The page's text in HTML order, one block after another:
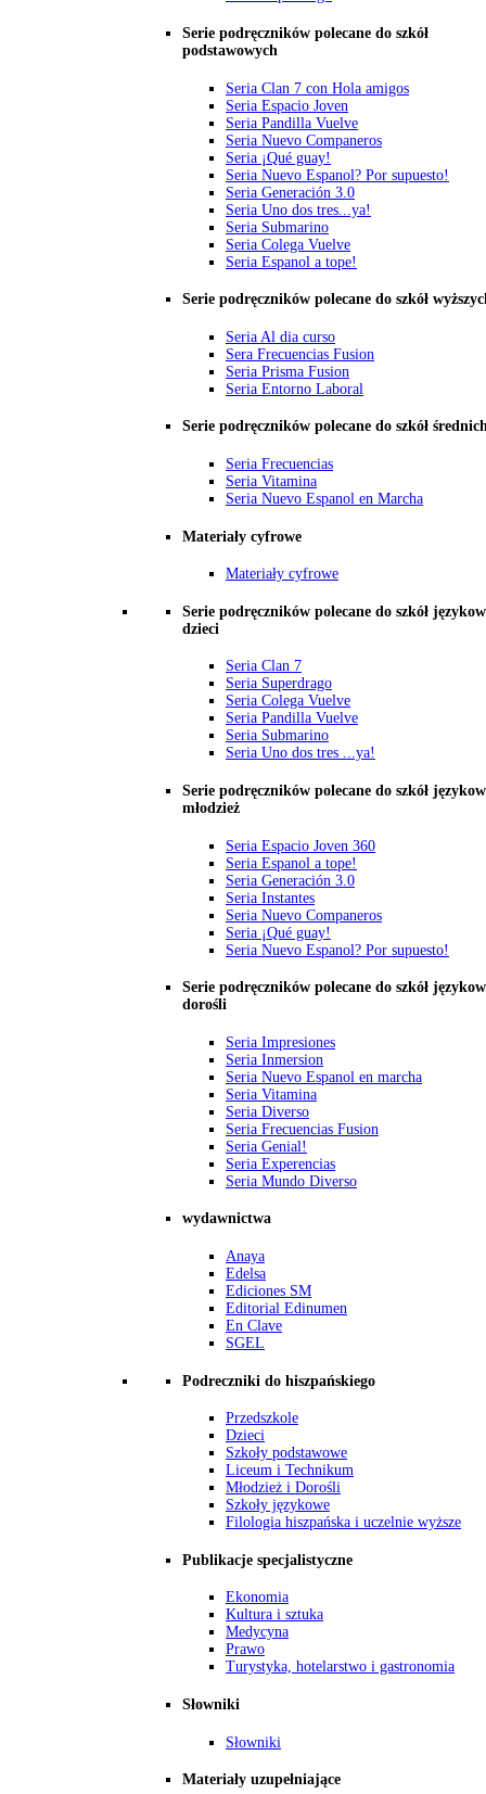
Serie podręczników polecane do szkół
podstawowych
Seria Clan 7 con Hola amigos
Seria Espacio Joven
Seria Pandilla Vuelve
Seria Nuevo Companeros
Seria ¡Qué guay!
Seria Nuevo Espanol? Por supuesto!
Seria Generación 3.0
Seria Uno dos tres...ya!
Seria Submarino
Seria Colega Vuelve
Seria Espanol a tope!
Serie podręczników polecane do szkół
Seria Al dia curso
Sera Frecuencias Fusion
Seria Prisma Fusion
Seria Entorno Laboral
Serie podręczników polecane do szkół
Seria Frecuencias
Seria Vitamina
Seria Nuevo Espanol en Marcha
Materiały cyfrowe
Materiały cyfrowe
Serie podręczników polecane do szkół
dzieci
Seria Clan 7
Seria Superdrago
Seria Colega Vuelve
Seria Pandilla Vuelve
Seria Submarino
Seria Uno dos tres ...ya!
Serie podręczników polecane do szkół
młodzież
Seria Espacio Joven 360
Seria Espanol a tope!
Seria Generación 3.0
Seria Instantes
Seria Nuevo Companeros
Seria ¡Qué guay!
Seria Nuevo Espanol? Por supuesto!
Serie podręczników polecane do szkół
dorośli
Seria Impresiones
Seria Inmersion
Seria Nuevo Espanol en marcha
Seria Vitamina
Seria Diverso
Seria Frecuencias Fusion
Seria Genial!
Seria Experencias
Seria Mundo Diverso
wydawnictwa
Anaya
Edelsa
Ediciones SM
Editorial Edinumen
En Clave
SGEL
Podreczniki do hiszpańskiego
Przedszkole
Dzieci
Szkoły podstawowe
Liceum i Technikum
Młodzież i Dorośli
Szkoły językowe
Filologia hiszpańska i uczelnie wyższe
Publikacje specjalistyczne
Ekonomia
Kultura i sztuka
Medycyna
Prawo
Turystyka, hotelarstwo i gastronomia
Słowniki
Słowniki
Materiały uzupełniające